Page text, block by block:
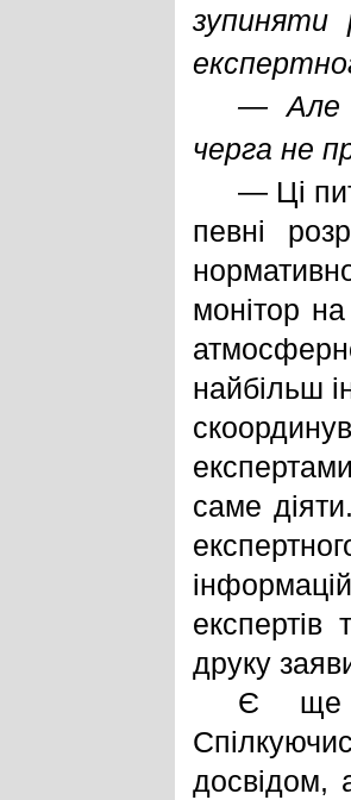
зупиняти
— Але
черга не
— Ці
певні
монітор
найбільш
саме
експертів
друку
Є ще
досвідом,